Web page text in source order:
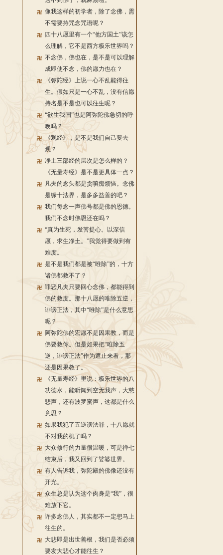
像我这样的初学者，除了念佛，需
不需要持咒念咒语呢？
四十八愿里有一个“他方国土”该怎
么理解，它不是西方极乐世界吗？
不念佛，佛也在，是不是可以理解
成即使不念，佛的愿力也在？
《弥陀经》上说一心不乱能得往
生。假如只是一心不乱，没有信愿
持名是不是也可以往生呢？
“欲生我国”也是阿弥陀佛急切的呼
唤吗？
《观经》，是不是我们自己要去
观？
净土三部经的层次是怎么样的？
《无量寿经》是不是更具体一点？
凡夫的念头都是贪嗔痴烦恼。念佛
是缘十法界，是多多益善的吧？
我们每念一声佛号都是佛的恩德。
我们不念时佛恩还在吗？
“真为生死，发菩提心。以深信
愿，求生净土。”我觉得要做到有
难度。
是不是我们都是被“唯除”的，十方
诸佛都救不了？
罪恶凡夫只要回心念佛，都能得到
佛的救度。那十八愿的唯除五逆，
诽谤正法，其中“唯除”是什么意思
呢？
阿弥陀佛的宏愿不是因果教，而是
佛要救你。但是如果把“唯除五
逆，诽谤正法”作为遮止来看，那
还是因果教了。
《无量寿经》里说：极乐世界的八
功德水，能听闻到空无我声，大慈
悲声，还有波罗蜜声，这都是什么
意思？
如果我犯了五逆谤法罪，十八愿就
不对我的机了吗？
大众修行的力量很温暖，可是禅七
结束后，我又回到了娑婆世界。
有人告诉我，弥陀殿的佛像还没有
开光。
众生总是认为这个肉身是“我”，很
难放下它。
许多念佛人，其实都不一定想马上
往生的。
大悲即是出世善根，我们是否必须
要发大悲心才能往生？